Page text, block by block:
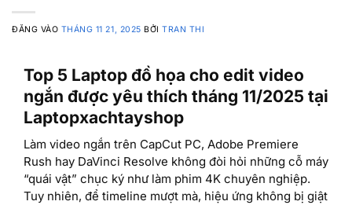
ĐĂNG VÀO THÁNG 11 21, 2025 BỞITRAN THI
Top 5 Laptop đồ họa cho edit video
ngắn được yêu thích tháng 11/2025 tại
Laptopxachtayshop
Làm video ngắn trên CapCut PC, Adobe Premiere
Rush hay DaVinci Resolve không đòi hỏi những cỗ máy
“quái vật” chục ký như làm phim 4K chuyên nghiệp.
Tuy nhiên, để timeline mượt mà, hiệu ứng không bị giật